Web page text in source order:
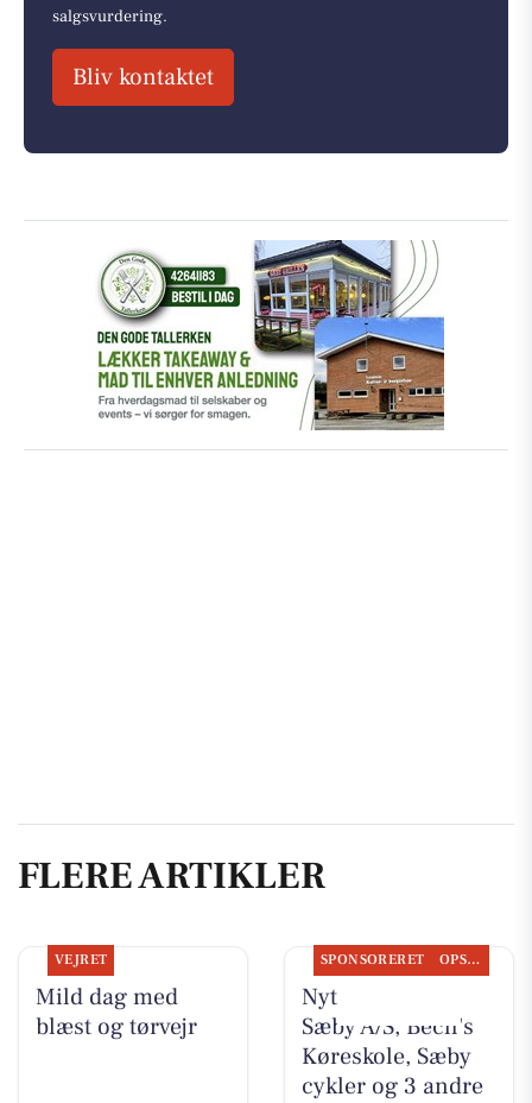
salgsvurdering.
Bliv kontaktet
FLERE ARTIKLER
VEJRET
Mild dag med
blæst og tørvejr
SPONSORERET OPSLAGSTAVLEN
Nyt fra Nybolig
Sæby A/S, Bech's
Køreskole, Sæby
cykler og 3 andre